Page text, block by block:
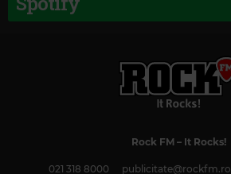
Rock FM– It Rocks!
021 318 8000 publicitate@rockfm.ro